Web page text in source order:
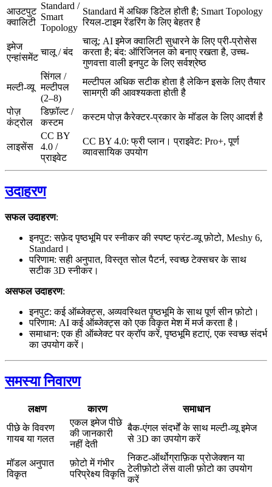
आउटपुट
क्वालिटी
Standard /
Smart
Topology
Standard में अधिक डिटेल होती है; Smart Topology
रियल-टाइम रेंडरिंग के लिए बेहतर है
इमेज
एन्हांसमेंट
चालू / बंद
चालू: AI इमेज क्वालिटी सुधारने के लिए प्री-प्रोसेस
करता है; बंद: ऑरिजिनल को बनाए रखता है, उच्च-
गुणवत्ता वाली इनपुट के लिए सर्वश्रेष्ठ
मल्टी-व्यू
सिंगल /
मल्टीपल
(2–8)
मल्टीपल अधिक सटीक होता है लेकिन इसके लिए तैयार
सामग्री की आवश्यकता होती है
पोज़
कंट्रोल
डिफ़ॉल्ट /
कस्टम
कस्टम पोज़ कैरेक्टर-प्रकार के मॉडल के लिए आदर्श है
लाइसेंस
CC BY
4.0 /
प्राइवेट
CC BY 4.0: फ्री प्लान। प्राइवेट: Pro+, पूर्ण
व्यावसायिक उपयोग
उदाहरण
सफल उदाहरण:
इनपुट: सफ़ेद पृष्ठभूमि पर स्नीकर की स्पष्ट फ्रंट-व्यू फ़ोटो, Meshy 6,
Standard।
परिणाम: सही अनुपात, विस्तृत सोल पैटर्न, स्वच्छ टेक्सचर के साथ
सटीक 3D स्नीकर।
असफल उदाहरण:
इनपुट: कई ऑब्जेक्ट्स, अव्यवस्थित पृष्ठभूमि के साथ पूर्ण सीन फ़ोटो।
परिणाम: AI कई ऑब्जेक्ट्स को एक विकृत मेश में मर्ज करता है।
समाधान: एक ही ऑब्जेक्ट पर क्रॉप करें, पृष्ठभूमि हटाएं, एक स्वच्छ संदर्भ
का उपयोग करें।
समस्या निवारण
लक्षण कारण
समाधान
पीछे के विवरण
गायब या गलत
एकल इमेज पीछे
की जानकारी
नहीं देती
बैक-एंगल संदर्भों के साथ मल्टी-व्यू इमेज
से 3D का उपयोग करें
मॉडल अनुपात
विकृत
फ़ोटो में गंभीर
परिप्रेक्ष्य विकृति
निकट-ऑर्थोग्राफ़िक प्रोजेक्शन या
टेलीफ़ोटो लेंस वाली फ़ोटो का उपयोग
करें